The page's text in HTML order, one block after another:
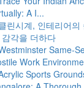
A I...
린시계, 인테리어의
감각을 더하다
Same-
Work
Sports